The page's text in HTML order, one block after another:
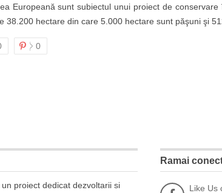
Europeană sunt subiectul unui proiect de
38.200 hectare din care 5.000 hectare sunt păşuni şi
0
proiect dedicat dezvoltarii si
Ramai
Like Us